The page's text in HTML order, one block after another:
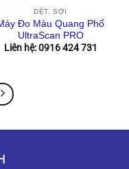
DỆT, SỢI
Đo Màu Quang Phổ
UltraScan PRO
Liên hệ: 0916 424 731